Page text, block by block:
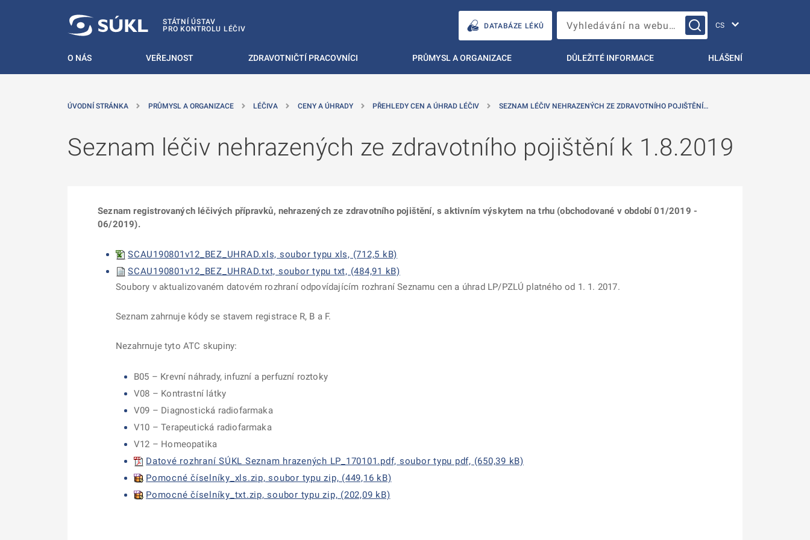
STÁTNÍ ÚSTAV
PRO KONTROLU LÉČIV
DATABÁZE LÉKŮ Vyhledávání na webu…
O NÁS VEŘEJNOST ZDRAVOTNIČTÍ PRACOVNÍCI PRŮMYSL A ORGANIZACE DŮLEŽITÉ INFORMACE HLÁŠENÍ
ÚVODNÍ STRÁNKA PRŮMYSL A ORGANIZACE LÉČIVA CENY A ÚHRADY PŘEHLEDY CEN A ÚHRAD LÉČIV SEZNAM LÉČIV NEHRAZENÝCH ZE ZDRAVOTNÍHO POJIŠTĚNÍ…
Seznam léčiv nehrazených ze zdravotního pojištění k 1.8.2019
Seznam registrovaných léčivých přípravků, nehrazených ze zdravotního pojištění, s aktivním výskytem na trhu (obchodované v období 01/2019 -
06/2019).
SCAU190801v12_BEZ_UHRAD.xls, soubor typu xls, (712,5 kB)
SCAU190801v12_BEZ_UHRAD.txt, soubor typu txt, (484,91 kB)
Soubory v aktualizovaném datovém rozhraní odpovídajícím rozhraní Seznamu cen a úhrad LP/PZLÚ platného od 1. 1. 2017.
Seznam zahrnuje kódy se stavem registrace R, B a F.
Nezahrnuje tyto ATC skupiny:
B05 – Krevní náhrady, infuzní a perfuzní roztoky
V08 – Kontrastní látky
V09 – Diagnostická radiofarmaka
V10 – Terapeutická radiofarmaka
V12 – Homeopatika
Datové rozhraní SÚKL Seznam hrazených LP_170101.pdf, soubor typu pdf, (650,39 kB)
Pomocné číselníky_xls.zip, soubor typu zip, (449,16 kB)
Pomocné číselníky_txt.zip, soubor typu zip, (202,09 kB)